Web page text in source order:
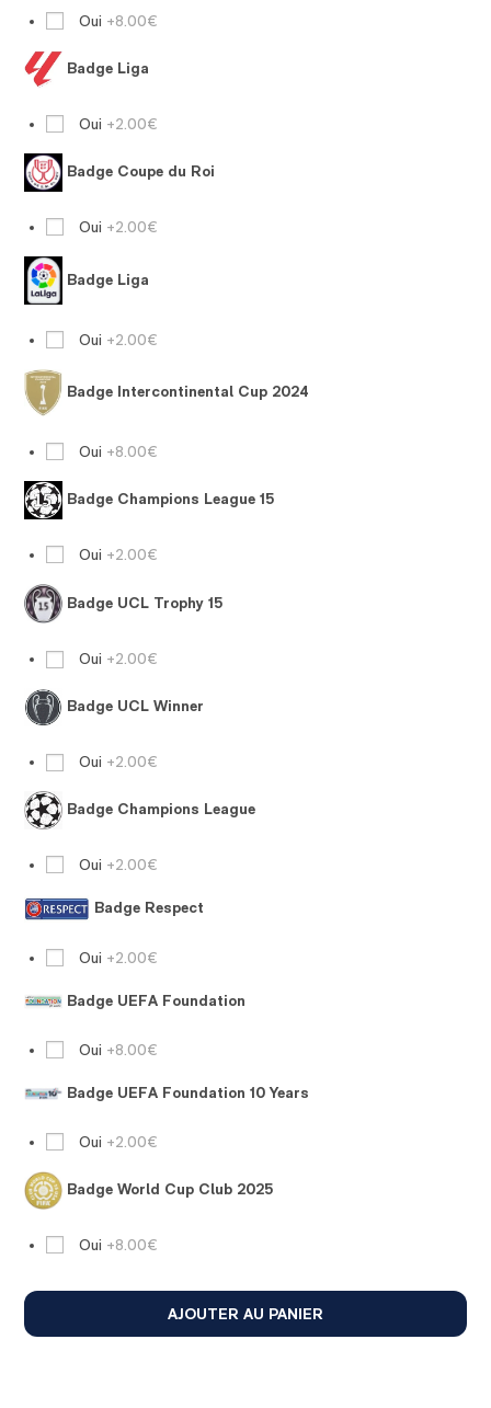
Oui +8.00€
Badge Liga
Oui +2.00€
Badge Coupe du Roi
Oui +2.00€
Badge Liga
Oui +2.00€
Badge Intercontinental Cup 2024
Oui +8.00€
Badge Champions League 15
Oui +2.00€
Badge UCL Trophy 15
Oui +2.00€
Badge UCL Winner
Oui +2.00€
Badge Champions League
Oui +2.00€
Badge Respect
Oui +2.00€
Badge UEFA Foundation
Oui +8.00€
Badge UEFA Foundation 10 Years
Oui +2.00€
Badge World Cup Club 2025
Oui +8.00€
AJOUTER AU PANIER